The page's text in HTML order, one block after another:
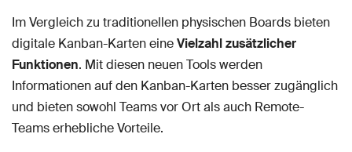
Im Vergleich zu traditionellen physischen Boards bieten
digitale Kanban-Karten eineVielzahl zusätzlicher
Funktionen. Mit diesen neuen Tools werden
Informationen auf den Kanban-Karten besser zugänglich
und bieten sowohl Teams vor Ort als auch Remote-
Teams erhebliche Vorteile.